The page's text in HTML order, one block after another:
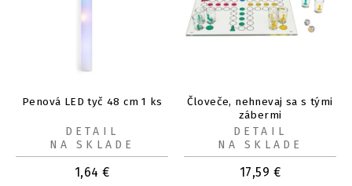
Penová LED tyč 48 cm 1 ks
1,64 €
DETAIL
NA SKLADE
Človeče, nehnevaj sa s tými
zábermi
17,59 €
DETAIL
NA SKLADE